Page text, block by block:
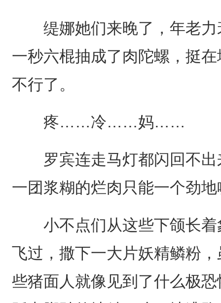
缇娜她们来晚了，年老力
一秒六棍抽成了肉陀螺，挺
不行了。
疼……冷……妈……
罗宾连走马灯都闪回不出
一团浆糊的烂肉只能一个劲
小不点们从这些下颌长着
飞过，撒下一大片妖精鳞粉
些猪面人就像见到了什么极